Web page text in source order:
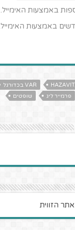
באמצעות האימייל.
באמצעות האימייל.
VAR בכדורגל
פרמייר ליג שופטים